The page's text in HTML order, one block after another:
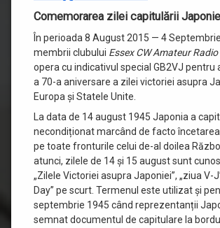
Comemorarea zilei capitulării
În perioada 8 August 2015 — 4
membrii clubului Essex CW Amateur Radio
opera cu indicativul special GB2VJ pentru
a 70-a aniversare a zilei victoriei asupra
Europa și Statele Unite.
La data de 14 august 1945 Japonia a
necondiționat marcând de facto
pe toate fronturile celui de-al doilea
atunci, zilele de 14 și 15 august sunt
„Zilele Victoriei asupra Japoniei”, „ziua V-
Day” pe scurt. Termenul este utilizat și
septembrie 1945 când reprezentanții
semnat documentul de capitulare la